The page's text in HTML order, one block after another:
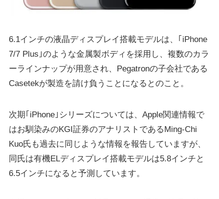
6.1インチの液晶ディスプレイ搭載モデルは、｢iPhone
7/7 Plus｣のような金属製ボディを採用し、複数のカラ
ーラインナップが用意され、Pegatronの子会社である
Casetekが製造を請け負うことになるとのこと。
次期｢iPhone｣シリーズについては、Apple関連情報で
はお馴染みのKGI証券のアナリストであるMing-Chi
Kuo氏も過去に同じような情報を報告していますが、
同氏は有機ELディスプレイ搭載モデルは5.8インチと
6.5インチになると予測しています。